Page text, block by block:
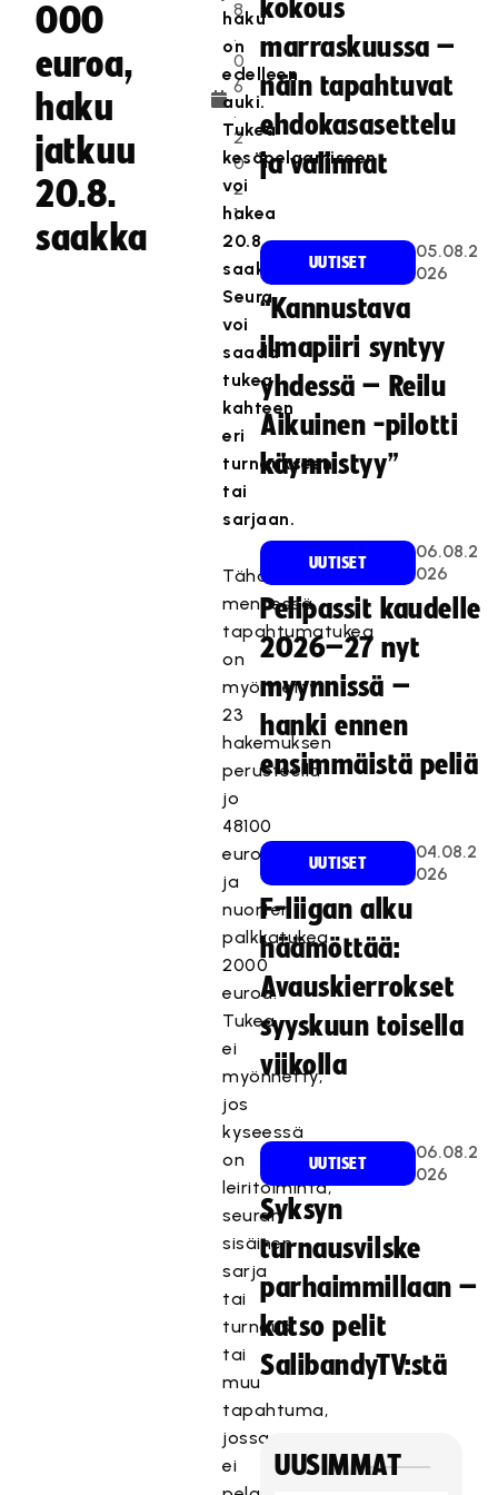
000
euroa,
haku
jatkuu
20.8.
saakka
8
.
0
6
.
2
0
2
1
haku
on
edelleen
auki.
Tukea
kesäpelaamiseen
voi
hakea
20.8.
saakka.
Seura
voi
saada
tukea
kahteen
eri
turnaukseen
tai
sarjaan.
Tähän
mennessä
tapahtumatukea
on
myönnetty
23
hakemuksen
perusteella
jo
48100
euroa
ja
nuorten
palkkatukea
2000
euroa.
Tukea
ei
myönnetty,
jos
kyseessä
on
leiritoiminta,
seuran
sisäinen
sarja
tai
turnaus
tai
muu
tapahtuma,
jossa
ei
kokous
marraskuussa –
näin tapahtuvat
ehdokasasettelu
ja valinnat
UUTISET
05.08.2
026
“Kannustava
ilmapiiri syntyy
yhdessä – Reilu
Aikuinen -pilotti
käynnistyy”
UUTISET
06.08.2
026
Pelipassit kaudelle
2026–27 nyt
myynnissä –
hanki ennen
ensimmäistä peliä
UUTISET
04.08.2
026
F-liigan alku
häämöttää:
Avauskierrokset
syyskuun toisella
viikolla
UUTISET
06.08.2
026
Syksyn
turnausvilske
parhaimmillaan –
katso pelit
SalibandyTV:stä
UUSIMMAT